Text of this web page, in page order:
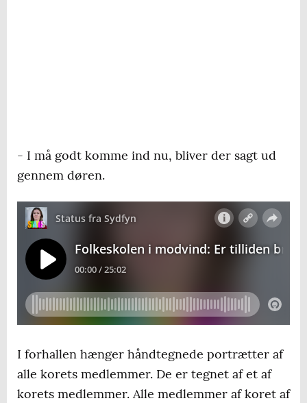
- I må godt komme ind nu, bliver der sagt ud
gennem døren.
I forhallen hænger håndtegnede portrætter af
alle korets medlemmer. De er tegnet af et af
korets medlemmer. Alle medlemmer af koret af